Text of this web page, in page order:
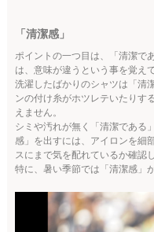
「清潔感」
ポイントの一つ目は、「清潔で
は、意味が違うという事を覚え
洗濯したばかりのシャツは「清
ンの付け糸がホツレテいたりす
えません。
シミや汚れが無く「清潔である
感」を出すには、アイロンを細
スにまで気を配れているか確認
特に、暑い季節では「清潔感」